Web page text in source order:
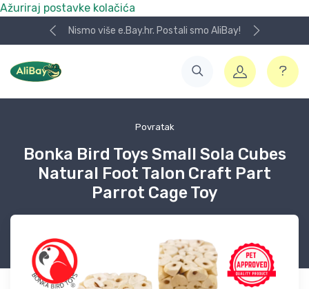
Ažuriraj postavke kolačića
Nismo više e.Bay.hr. Postali smo AliBay!
Povratak
Bonka Bird Toys Small Sola Cubes
Natural Foot Talon Craft Part
Parrot Cage Toy